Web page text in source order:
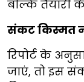
बल्कि तैयारी
संकट किस्मत
रिपोर्ट के
जाएं, तो इस